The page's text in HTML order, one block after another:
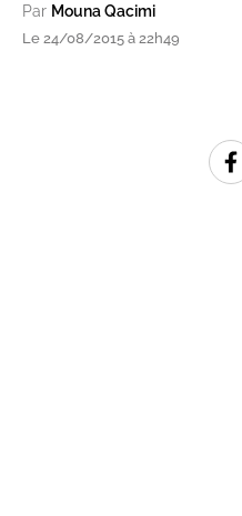
Par Mouna Qacimi
Le 24/08/2015 à 22h49